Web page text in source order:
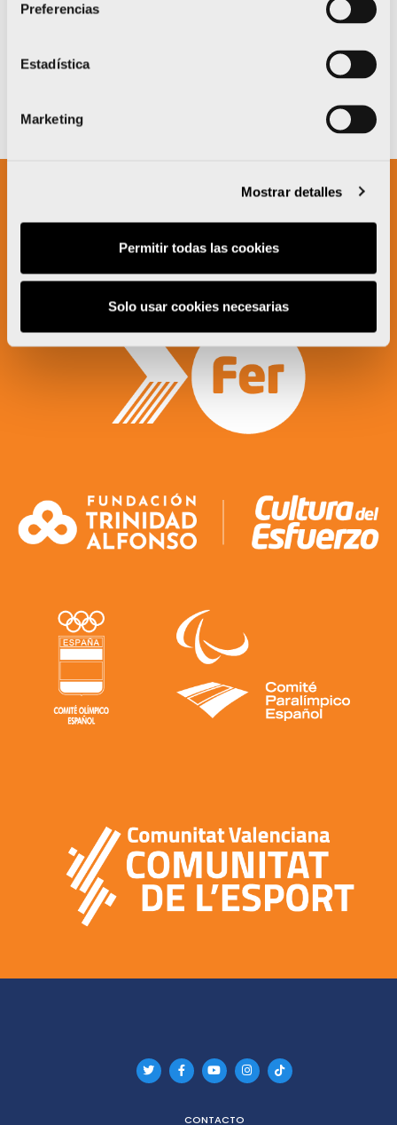
Preferencias
Estadística
Marketing
Mostrar detalles
Permitir todas las cookies
Solo usar cookies necesarias
Un proyecto impulsado por:
CONTACTO